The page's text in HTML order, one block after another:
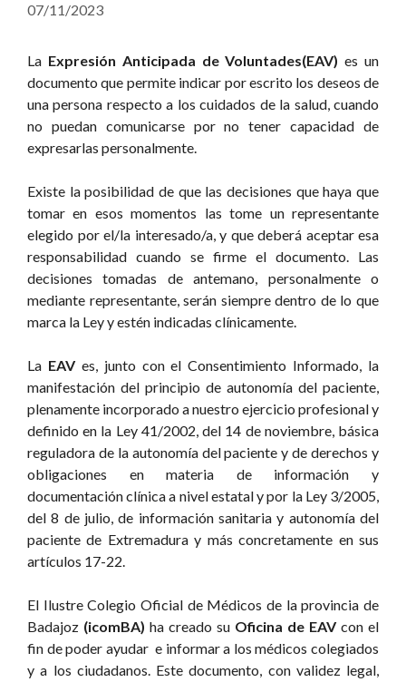
07/11/2023
La Expresión Anticipada de Voluntades(EAV)es un
documento que permite indicar por escrito los deseos de
una persona respecto a los cuidados de la salud, cuando
no puedan comunicarse por no tener capacidad de
expresarlas personalmente.
Existe la posibilidad de que las decisiones que haya que
tomar en esos momentos las tome un representante
elegido por el/la interesado/a, y que deberá aceptar esa
responsabilidad cuando se firme el documento. Las
decisiones tomadas de antemano, personalmente o
mediante representante, serán siempre dentro de lo que
marca la Ley y estén indicadas clínicamente.
La EAVes, junto con el Consentimiento Informado, la
manifestación del principio de autonomía del paciente,
plenamente incorporado a nuestro ejercicio profesional y
definido en la Ley 41/2002, del 14 de noviembre, básica
reguladora de la autonomía del paciente y de derechos y
obligaciones en materia de información y
documentación clínica a nivel estatal y por la Ley 3/2005,
del 8 de julio, de información sanitaria y autonomía del
paciente de Extremadura y más concretamente en sus
artículos 17-22.
El Ilustre Colegio Oficial de Médicos de la provincia de
Badajoz (icomBA) ha creado su Oficina de EAVcon el
fin de poder ayudar e informar a los médicos colegiados
y a los ciudadanos. Este documento, con validez legal,